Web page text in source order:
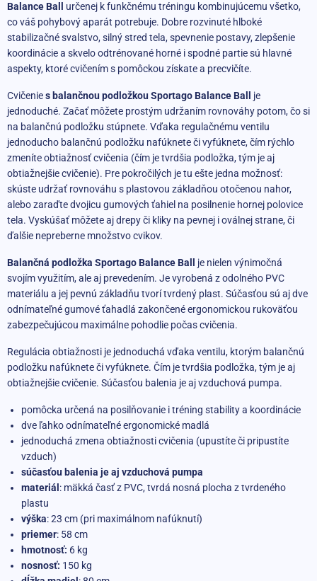
Balance Ball
určenej k funkčnému tréningu kombinujúcemu všetko,
co váš pohybový aparát potrebuje. Dobre rozvinuté hlboké
stabilizačné svalstvo, silný stred tela, spevnenie postavy, zlepšenie
koordinácie a skvelo odtrénované horné i spodné partie sú hlavné
aspekty, ktoré cvičením s pomôckou získate a precvičíte.
Cvičenies balančnou podložkou Sportago Balance Ball
je
jednoduché. Začať môžete prostým udržaním rovnováhy potom, čo si
na balančnú podložku stúpnete. Vďaka regulačnému ventilu
jednoducho balančnú podložku nafúknete či vyfúknete, čím rýchlo
zmeníte obtiažnosť cvičenia (čím je tvrdšia podložka, tým je aj
obtiažnejšie cvičenie). Pre pokročilých je tu ešte jedna možnosť:
skúste udržať rovnováhu s plastovou základňou otočenou nahor,
alebo zaraďte dvojicu gumových ťahiel na posilnenie hornej polovice
tela. Vyskúšať môžete aj drepy či kliky na pevnej i oválnej strane, či
ďalšie nepreberne množstvo cvikov.
Balančná podložka Sportago Balance Ball
je nielen výnimočná
svojím využitím, ale aj prevedením. Je vyrobená z odolného PVC
materiálu a jej pevnú základňu tvorí tvrdený plast. Súčasťou sú aj dve
odnímateľné gumové ťahadlá zakončené ergonomickou rukoväťou
zabezpečujúcou maximálne pohodlie počas cvičenia.
Regulácia obtiažnosti je jednoduchá vďaka ventilu, ktorým balančnú
podložku nafúknete či vyfúknete. Čím je tvrdšia podložka, tým je aj
obtiažnejšie cvičenie. Súčasťou balenia je aj vzduchová pumpa.
pomôcka určená na posilňovanie i tréning stability a koordinácie
dve ľahko odnímateľné ergonomické madlá
jednoduchá zmena obtiažnosti cvičenia (upustíte či pripustíte
vzduch)
súčasťou balenia je aj vzduchová pumpa
materiál : mäkká časť z PVC, tvrdá nosná plocha z tvrdeného
plastu
výška: 23 cm (pri maximálnom nafúknutí)
priemer: 58 cm
hmotnosť: 6 kg
nosnosť: 150 kg